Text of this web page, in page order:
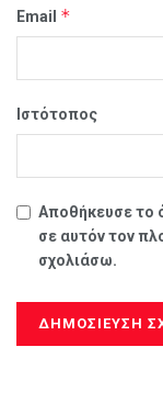
Email *
Ιστότοπος
Αποθήκευσε το
σε αυτόν τον
σχολιάσω.